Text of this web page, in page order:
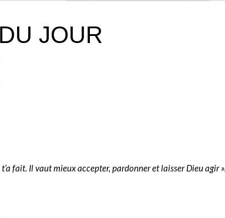
JOUR
t’a fait. Il vaut mieux accepter, pardonner et laisser Dieu agir ».